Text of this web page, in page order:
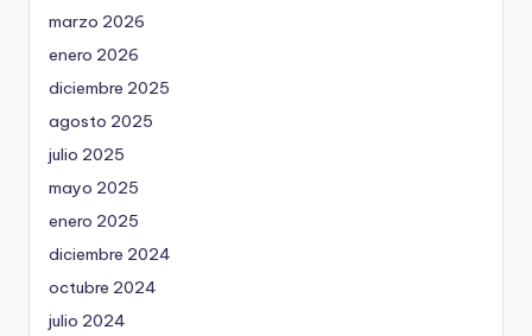
marzo 2026
enero 2026
diciembre 2025
agosto 2025
julio 2025
mayo 2025
enero 2025
diciembre 2024
octubre 2024
julio 2024